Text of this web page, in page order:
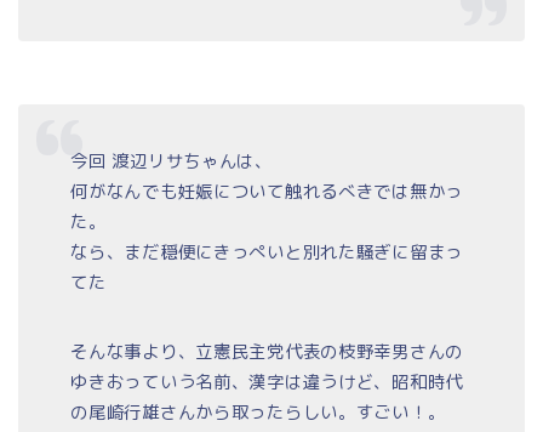
今回 渡辺リサちゃんは、
何がなんでも妊娠について触れるべきでは無かっ
た。
なら、まだ穏便にきっぺいと別れた騒ぎに留まっ
てた
そんな事より、立憲民主党代表の枝野幸男さんの
ゆきおっていう名前、漢字は違うけど、昭和時代
の尾崎行雄さんから取ったらしい。すごい！。